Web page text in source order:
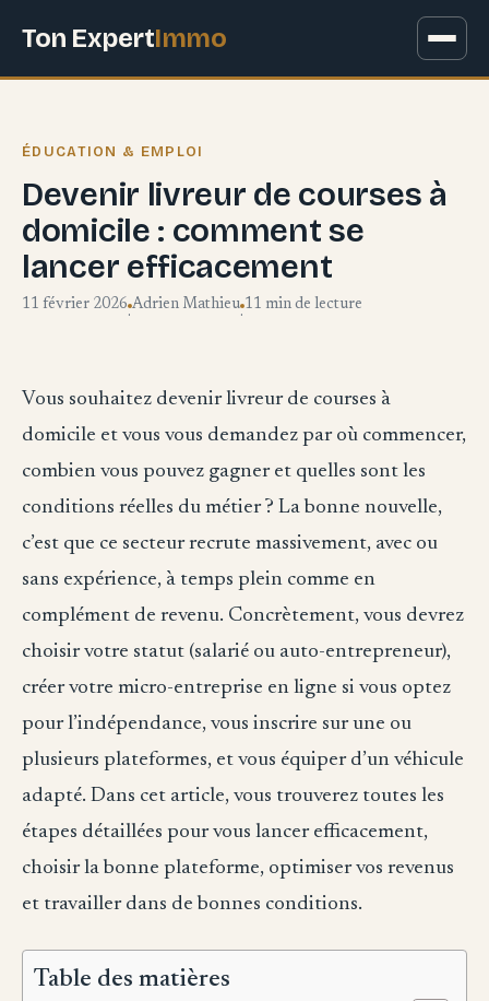
Ton ExpertImmo
ÉDUCATION & EMPLOI
Devenir livreur de courses à
domicile : comment se
lancer efficacement
11 février 2026
·
Adrien Mathieu
·
11 min de lecture
Vous souhaitez devenir livreur de courses à
domicile et vous vous demandez par où commencer,
combien vous pouvez gagner et quelles sont les
conditions réelles du métier ? La bonne nouvelle,
c’est que ce secteur recrute massivement, avec ou
sans expérience, à temps plein comme en
complément de revenu. Concrètement, vous devrez
choisir votre statut (salarié ou auto-entrepreneur),
créer votre micro-entreprise en ligne si vous optez
pour l’indépendance, vous inscrire sur une ou
plusieurs plateformes, et vous équiper d’un véhicule
adapté. Dans cet article, vous trouverez toutes les
étapes détaillées pour vous lancer efficacement,
choisir la bonne plateforme, optimiser vos revenus
et travailler dans de bonnes conditions.
Table des matières